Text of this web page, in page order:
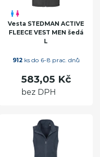
Vesta STEDMAN ACTIVE
FLEECE VEST MEN šedá
L
912 ks do 6-8 prac. dnů
583,05 Kč
bez DPH